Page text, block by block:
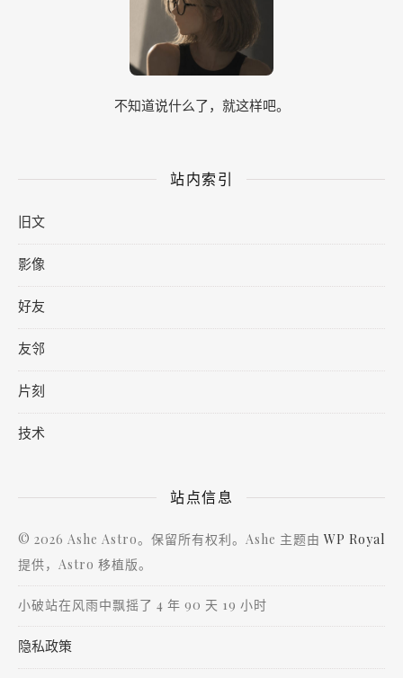
不知道说什么了，就这样吧。
站内索引
旧文
影像
好友
友邻
片刻
技术
站点信息
© 2026 Ashe Astro。保留所有权利。Ashe 主题由 WP Royal
提供，Astro 移植版。
小破站在风雨中飘摇了 4 年 90 天 19 小时
隐私政策